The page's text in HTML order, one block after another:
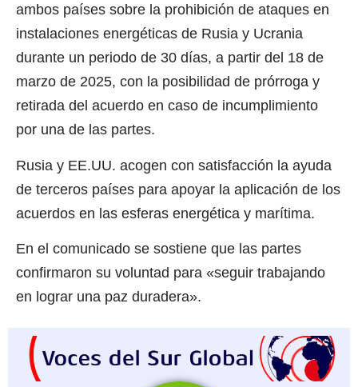
ambos países sobre la prohibición de ataques en
instalaciones energéticas de Rusia y Ucrania
durante un periodo de 30 días, a partir del 18 de
marzo de 2025, con la posibilidad de prórroga y
retirada del acuerdo en caso de incumplimiento
por una de las partes.
Rusia y EE.UU. acogen con satisfacción la ayuda
de terceros países para apoyar la aplicación de los
acuerdos en las esferas energética y marítima.
En el comunicado se sostiene que las partes
confirmaron su voluntad para «seguir trabajando
en lograr una paz duradera».